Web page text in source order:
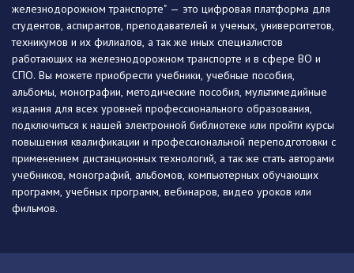
железнодорожном транспорте" — это цифровая платформа для
студентов, аспирантов, преподавателей и ученых, университетов,
техникумов и их филиалов, а так же иных специалистов
работающих на железнодорожном транспорте и в сфере ВО и
СПО. Вы можете приобрести учебники, учебные пособия,
альбомы, монографии, методические пособия, мультимедийные
издания для всех уровней профессионального образования,
подключиться к нашей электронной библиотеке или пройти курсы
повышения квалификации и профессиональной переподготовки с
применением дистанционных технологий, а так же стать авторами
учебников, монографий, альбомов, компьютерных обучающих
программ, учебных программ, вебинаров, видео уроков или
фильмов.